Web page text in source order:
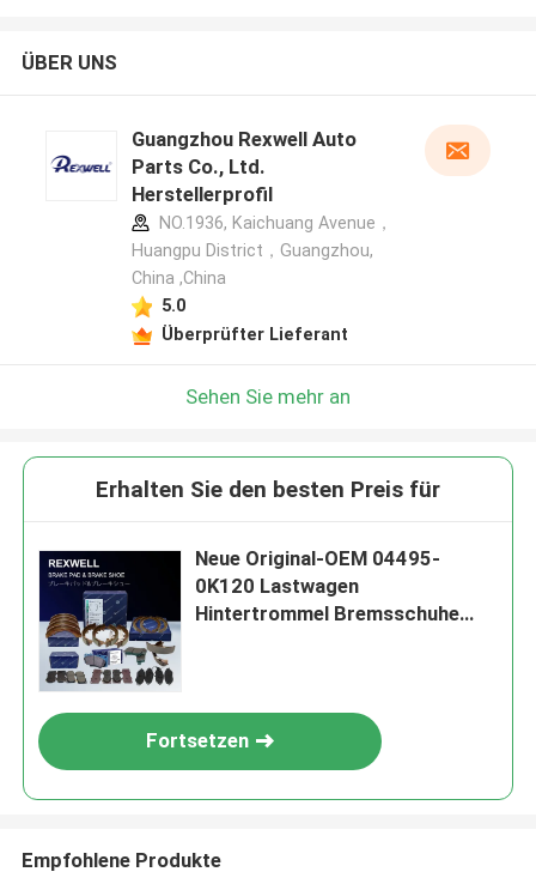
ÜBER UNS
Guangzhou Rexwell Auto
Parts Co., Ltd.
Herstellerprofil
NO.1936, Kaichuang Avenue，
Huangpu District，Guangzhou,
China ,China
5.0
Überprüfter Lieferant
Sehen Sie mehr an
Erhalten Sie den besten Preis für
Neue Original-OEM 04495-
0K120 Lastwagen
Hintertrommel Bremsschuhe
Fortsetzen
Empfohlene Produkte